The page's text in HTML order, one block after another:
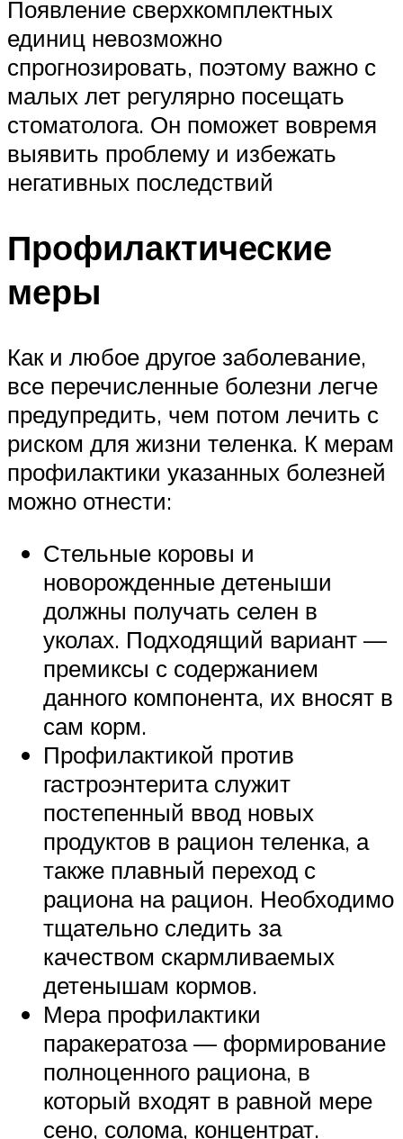
Появление сверхкомплектных
единиц невозможно
спрогнозировать, поэтому важно с
малых лет регулярно посещать
стоматолога. Он поможет вовремя
выявить проблему и избежать
негативных последствий
Профилактические
меры
Как и любое другое заболевание,
все перечисленные болезни легче
предупредить, чем потом лечить с
риском для жизни теленка. К мерам
профилактики указанных болезней
можно отнести:
Стельные коровы и
новорожденные детеныши
должны получать селен в
уколах. Подходящий вариант —
премиксы с содержанием
данного компонента, их вносят в
сам корм.
Профилактикой против
гастроэнтерита служит
постепенный ввод новых
продуктов в рацион теленка, а
также плавный переход с
рациона на рацион. Необходимо
тщательно следить за
качеством скармливаемых
детенышам кормов.
Мера профилактики
паракератоза — формирование
полноценного рациона, в
который входят в равной мере
сено, солома, концентрат.